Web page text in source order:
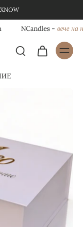
NCandles - вече на